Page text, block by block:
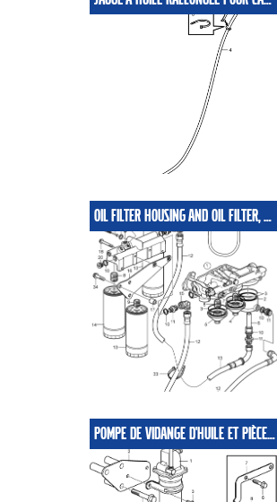
OIL FILTER HOUSING AND OIL FILTER, ALTERNATIVE MOUNTING, PLASTIC OIL SUMP
POMPE DE VIDANGE D'HUILE ET PIÈCES DE MONTAGE, MONTÉE SUR MOTEUR POUR CARTER D'HUILE EN PLASTIQUE